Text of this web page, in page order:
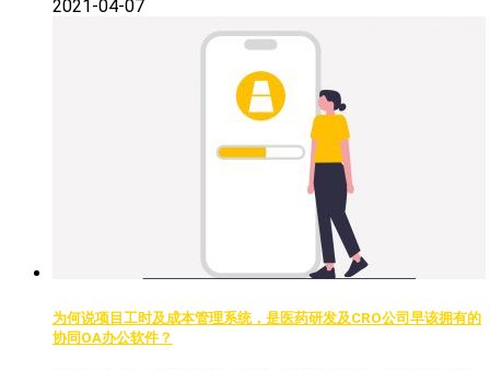
2021-04-07
为何说项目工时及成本管理系统，是医药研发及CRO公司早该拥有的
协同OA办公软件？